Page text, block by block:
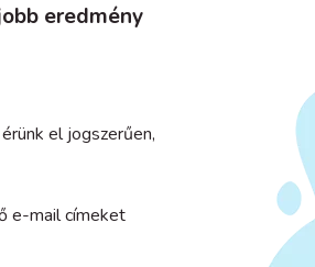
eredmény
el jogszerűen,
e-mail címeket